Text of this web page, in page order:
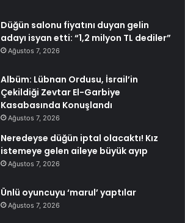
Düğün salonu fiyatını duyan gelin
adayı isyan etti: “1,2 milyon TL dediler”
Ağustos 7, 2026
Albüm: Lübnan Ordusu, İsrail’in
Çekildiği Zevtar El-Garbiye
Kasabasında Konuşlandı
Ağustos 7, 2026
Neredeyse düğün iptal olacaktı! Kız
istemeye gelen aileye büyük ayıp
Ağustos 7, 2026
Ünlü oyuncuyu ‘marul’ yaptılar
Ağustos 7, 2026